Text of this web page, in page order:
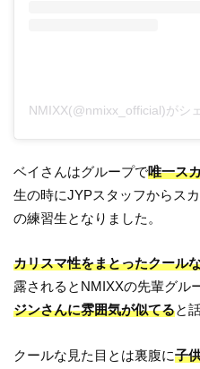
NMIXX(@nmixx_official)がシ
ベイさんはグループで唯一ス
生の時にJYPスタッフからス
の練習生となりました。
カリスマ性をまとったクール
露されるとNMIXXの先輩グル
ジンさんに雰囲気が似てると
クールな見た目とは裏腹に子